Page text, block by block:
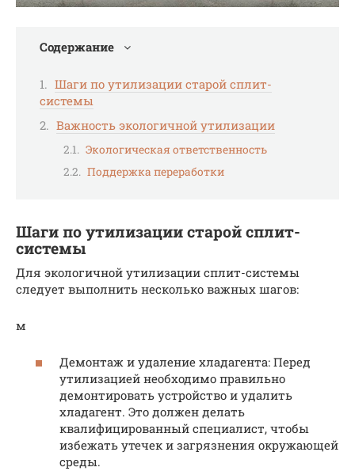
Содержание
Шаги по утилизации старой сплит-
системы
Важность экологичной утилизации
Экологическая ответственность
Поддержка переработки
Шаги по утилизации старой сплит-
системы
Для экологичной утилизации сплит-системы
следует выполнить несколько важных шагов:
м
Демонтаж и удаление хладагента: Перед
утилизацией необходимо правильно
демонтировать устройство и удалить
хладагент. Это должен делать
квалифицированный специалист, чтобы
избежать утечек и загрязнения окружающей
среды.